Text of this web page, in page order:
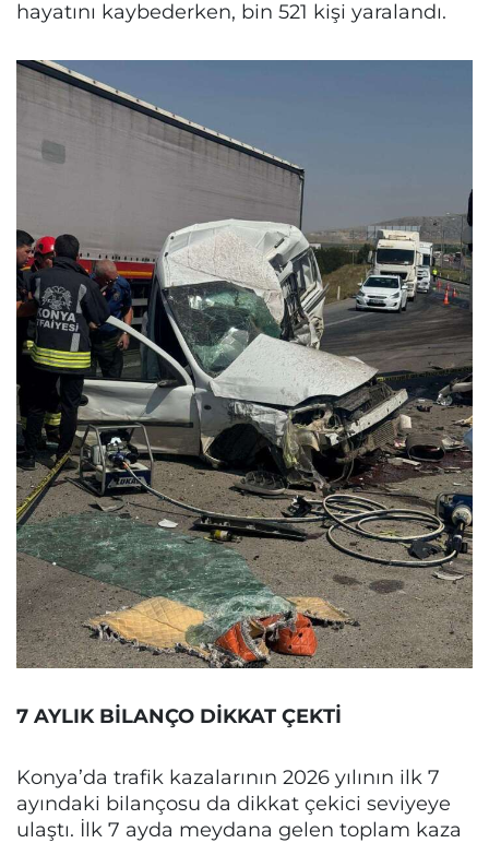
hayatını kaybederken, bin 521 kişi yaralandı.
7 AYLIK BİLANÇO DİKKAT ÇEKTİ
Konya’da trafik kazalarının 2026 yılının ilk 7
ayındaki bilançosu da dikkat çekici seviyeye
ulaştı. İlk 7 ayda meydana gelen toplam kaza